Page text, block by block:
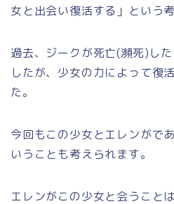
女と出会い復活する」という考
過去、ジークが死亡(瀕死)し
したが、少女の力によって復
た。
今回もこの少女とエレンがで
いうことも考えられます。
エレンがこの少女と会うこと